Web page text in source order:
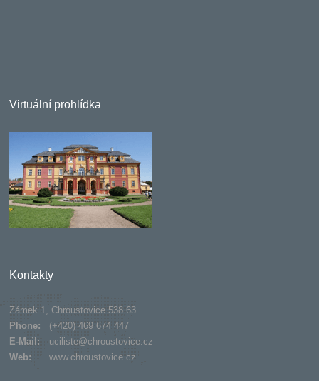
Virtuální prohlídka
Kontakty
Zámek 1, Chroustovice 538 63
Phone:
(+420) 469 674 447
E-Mail:
uciliste@chroustovice.cz
Web:
www.chroustovice.cz